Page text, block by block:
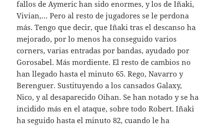
fallos de Aymeric han sido enormes, y los de Iñaki,
Vivian,… Pero al resto de jugadores se le perdona
más. Tengo que decir, que Iñaki tras el descanso ha
mejorado, por lo menos ha conseguido varios
corners, varias entradas por bandas, ayudado por
Gorosabel. Más mordiente. El resto de cambios no
han llegado hasta el minuto 65. Rego, Navarro y
Berenguer. Sustituyendo a los cansados Galaxy,
Nico, y al desaparecido Oihan. Se han notado y se ha
incidido más en el ataque, sobre todo Robert. Iñaki
ha seguido hasta el minuto 82, cuando le ha